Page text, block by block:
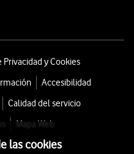
Privacidad y Cookies
Accesibilidad
Calidad del servicio
Mapa Web
las cookies